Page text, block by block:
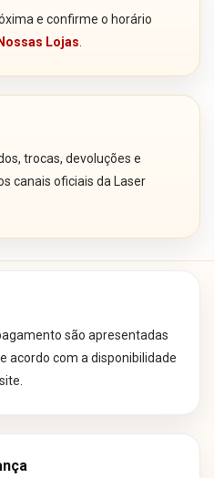
e confirme o horário
Nossas Lojas
trocas, devoluções e
canais oficiais da Laser
são apresentadas
acordo com a disponibilidade